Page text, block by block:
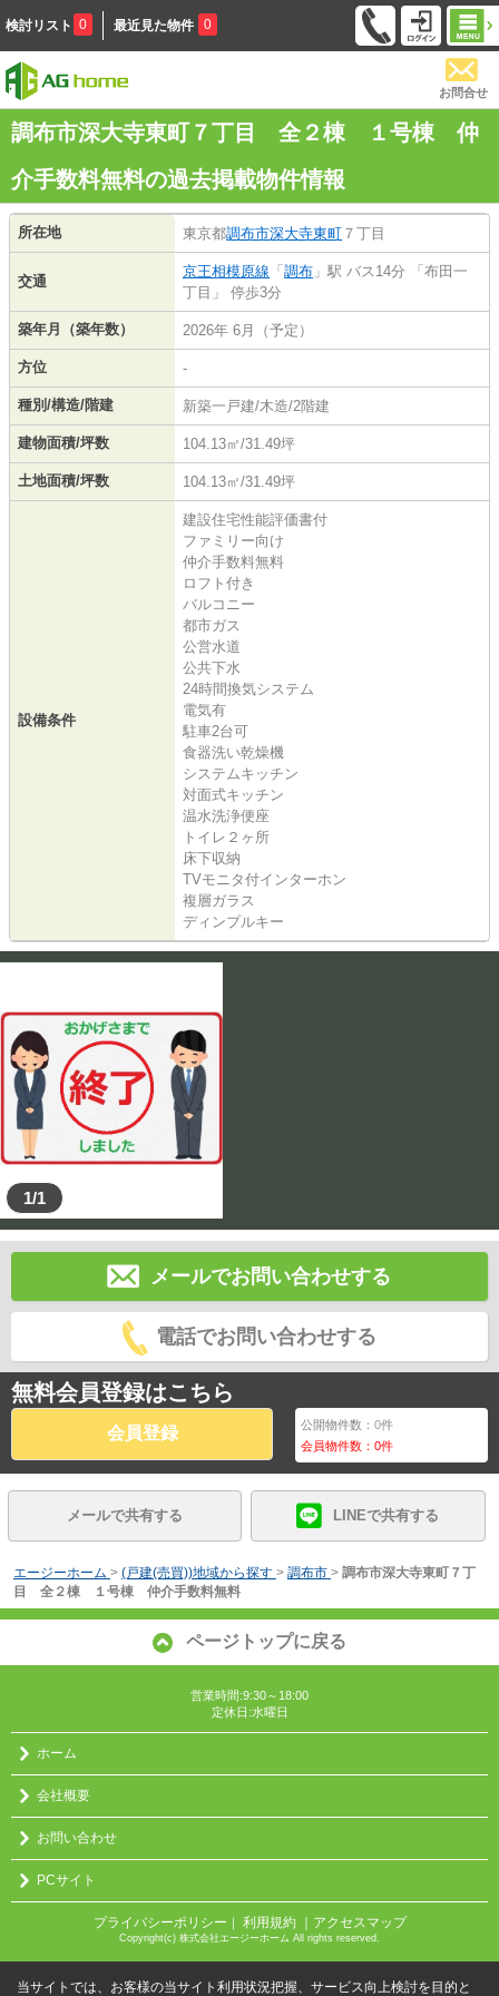
検討リスト 0 最近見た物件 0
お問合せ
調布市深大寺東町７丁目 全２棟 １号棟 仲
介手数料無料の過去掲載物件情報
所在地 東京都調布市深大寺東町 ７丁目
交通
京王相模原線 「 調布 」駅 バス14分 「布田一
丁目」 停歩3分
築年月（築年数） 2026年 6月（予定）
方位 -
種別/構造/階建 新築一戸建/木造/2階建
建物面積/坪数 104.13㎡/31.49坪
土地面積/坪数 104.13㎡/31.49坪
設備条件
建設住宅性能評価書付
ファミリー向け
仲介手数料無料
ロフト付き
バルコニー
都市ガス
公営水道
公共下水
24時間換気システム
電気有
駐車2台可
食器洗い乾燥機
システムキッチン
対面式キッチン
温水洗浄便座
トイレ２ヶ所
床下収納
TVモニタ付インターホン
複層ガラス
ディンプルキー
1/1
メールでお問い合わせする
電話でお問い合わせする
無料会員登録はこちら
会員登録 公開物件数：0件
会員物件数：0件
メールで共有する LINEで共有する
エージーホーム > (戸建(売買))地域から探す > 調布市 > 調布市深大寺東町７丁
目 全２棟 １号棟 仲介手数料無料
ページトップに戻る
営業時間:9:30～18:00
定休日:水曜日
ホーム
会社概要
お問い合わせ
PCサイト
プライバシーポリシー ｜ 利用規約 ｜アクセスマップ
Copyright(c) 株式会社エージーホーム All rights reserved.
当サイトでは、お客様の当サイト利用状況把握、サービス向上検討を目的と